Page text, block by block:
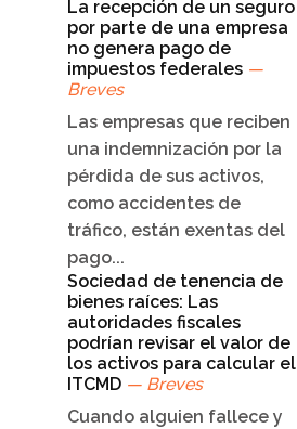
La recepción de un seguro
por parte de una empresa
no genera pago de
impuestos federales —
Breves
Las empresas que reciben
una indemnización por la
pérdida de sus activos,
como accidentes de
tráfico, están exentas del
pago...
Sociedad de tenencia de
bienes raíces: Las
autoridades fiscales
podrían revisar el valor de
los activos para calcular el
ITCMD — Breves
Cuando alguien fallece y